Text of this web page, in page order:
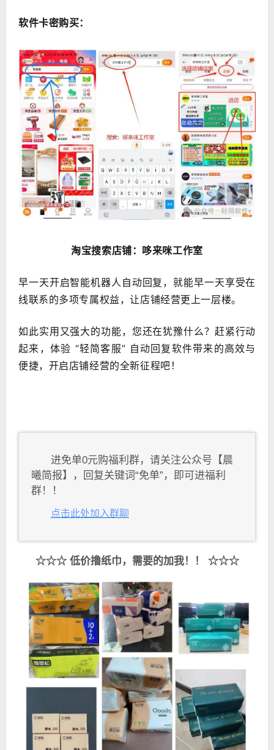
软件卡密购买：
淘宝搜索店铺：哆来咪工作室
早一天开启智能机器人自动回复，就能早一天享受在
线联系的多项专属权益，让店铺经营更上一层楼。
如此实用又强大的功能，您还在犹豫什么？赶紧行动
起来，体验 “轻简客服” 自动回复软件带来的高效与
便捷，开启店铺经营的全新征程吧！
进免单0元购福利群，请关注公众号【晨
曦简报】，回复关键词“免单”，即可进福利
群！！
点击此处加入群聊
☆☆☆ 低价撸纸巾，需要的加我！！ ☆☆☆